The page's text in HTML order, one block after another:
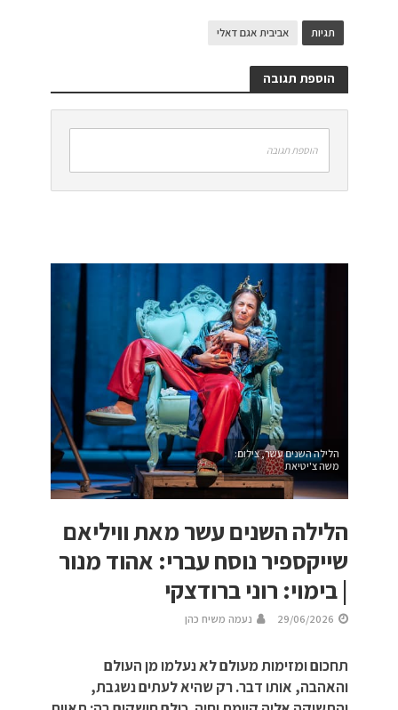
תגיות אביבית אגם דאלי
הוספת תגובה
הוספת תגובה
הלילה השנים עשר, צילום:
משה צ'יטיאת
הלילה השנים עשר מאת וויליאם
שייקספיר נוסח עברי: אהוד מנור
| בימוי: רוני ברודצקי
29/06/2026 נעמה משיח כהן
תחכום ומזימות מעולם לא נעלמו מן העולם
והאהבה, אותו דבר. רק שהיא לעתים נשגבת,